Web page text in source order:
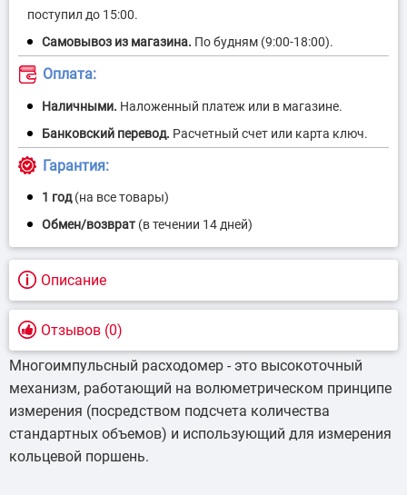
Описание
Отзывов (0)
Многоимпульсный расходомер - это высокоточный
механизм, работающий на волюметрическом принципе
измерения (посредством подсчета количества
стандартных объемов) и использующий для измерения
кольцевой поршень.